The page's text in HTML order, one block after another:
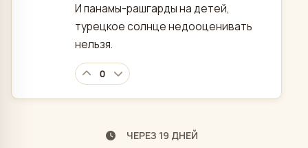
И панамы-рашгарды на детей,
турецкое солнце недооценивать
нельзя.
0
ЧЕРЕЗ 19 ДНЕЙ